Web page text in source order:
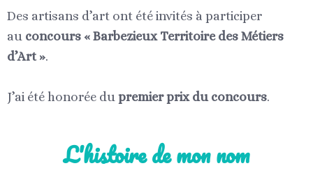
Des artisans d’art ont été invités à participer
au concours « Barbezieux Territoire des Métiers
d’Art ».
J’ai été honorée du premier prix du concours.
L'histoire de mon nom